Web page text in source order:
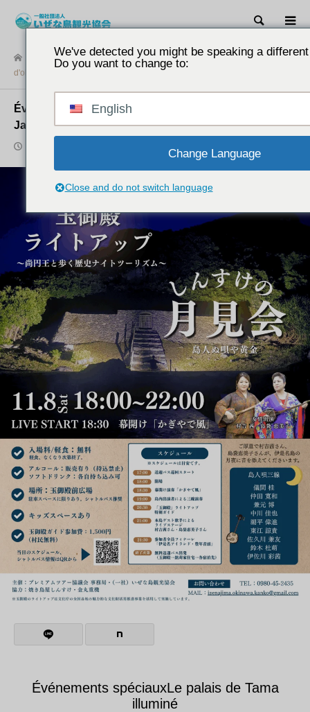
Événement simultané d'illumination du "Palais de Jade" et
d'observation de la lune
Événement simultané d'illumination du "Palais de
Jade" et d'observation de la lune
Événements spéciauxLe palais de Tama
illuminé
We've detected you might be speaking a
Do you want to change to:
English
Change Language
Close and do not switch language